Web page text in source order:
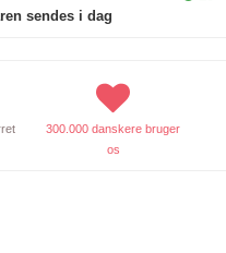
sendes i dag
300.000 danskere bruger
os